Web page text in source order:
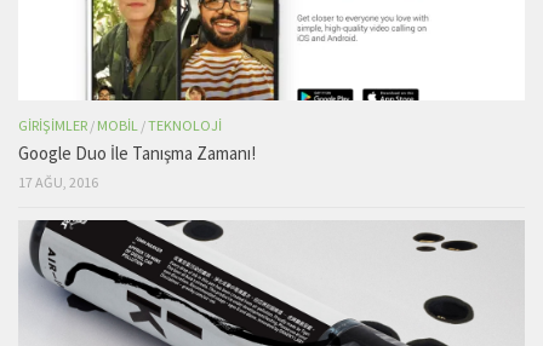
GIRIŞIMLER / MOBIL /TEKNOLOJI
Google Duo İle Tanışma Zamanı!
17 AĞU, 2016